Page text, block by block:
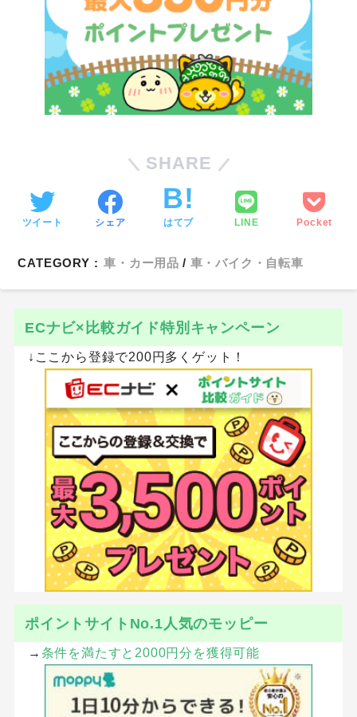
SHARE
ツイート シェア はてブ LINE Pocket
CATEGORY : 車・カー用品 車・バイク・自転車
ECナビ×比較ガイド特別キャンペーン
↓ここから登録で200円多くゲット！
ポイントサイトNo.1人気のモッピー
→ 条件を満たすと2000円分を獲得可能